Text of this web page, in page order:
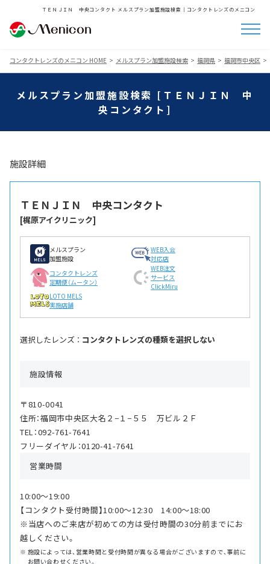
ＴＥＮＪＩＮ 中央コンタクト メルスプラン加盟施設検索│コンタクトレンズのメニコン
コンタクトレンズのメニコン HOME メルスプラン加盟施設検索 福岡県 福岡市中央区
メルスプラン加盟施設検索 [ＴＥＮＪＩＮ 中
央コンタクト]
施設詳細
ＴＥＮＪＩＮ 中央コンタクト
[梶原アイクリニック]
メルスプラン
加盟施設
WEB入会
対応店
コンタクトレンズ
定期便（ムータン）
WEB注文
サービス
ClickMiru
LOTO MELS
実施店舗
選択したレンズ ： コンタクトレンズの種類を選択しない
施設情報
〒810-0041
住所：福岡市中央区大名２−１−５５ 万ビル２Ｆ
TEL：092-761-7641
フリーダイヤル：0120-41-7641
営業時間
10:00〜19:00
【コンタクト受付時間】10:00〜12:30 14:00〜18:00
※当店へのご来店が初めての方は受付時間の30分前までにお
越しください。
施設によっては、営業時間と受付時間が異なる場合がございますので、事前に
お問い合わせください。